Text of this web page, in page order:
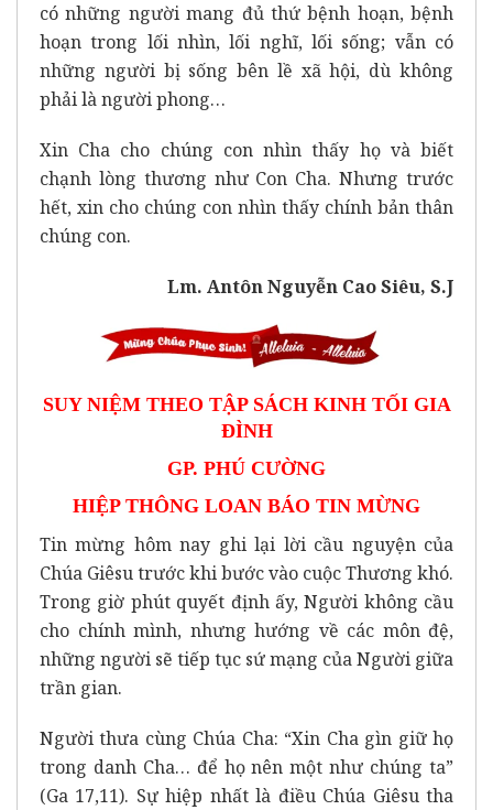
có những người mang đủ thứ bệnh hoạn, bệnh
hoạn trong lối nhìn, lối nghĩ, lối sống; vẫn có
những người bị sống bên lề xã hội, dù không
phải là người phong…
Xin Cha cho chúng con nhìn thấy họ và biết
chạnh lòng thương như Con Cha. Nhưng trước
hết, xin cho chúng con nhìn thấy chính bản thân
chúng con.
Lm. Antôn Nguyễn Cao Siêu, S.J
SUY NIỆM THEO TẬP SÁCH KINH TỐI GIA
ĐÌNH
GP. PHÚ CƯỜNG
HIỆP THÔNG LOAN BÁO TIN MỪNG
Tin mừng hôm nay ghi lại lời cầu nguyện của
Chúa Giêsu trước khi bước vào cuộc Thương khó.
Trong giờ phút quyết định ấy, Người không cầu
cho chính mình, nhưng hướng về các môn đệ,
những người sẽ tiếp tục sứ mạng của Người giữa
trần gian.
Người thưa cùng Chúa Cha: “Xin Cha gìn giữ họ
trong danh Cha… để họ nên một như chúng ta”
(Ga 17,11). Sự hiệp nhất là điều Chúa Giêsu tha